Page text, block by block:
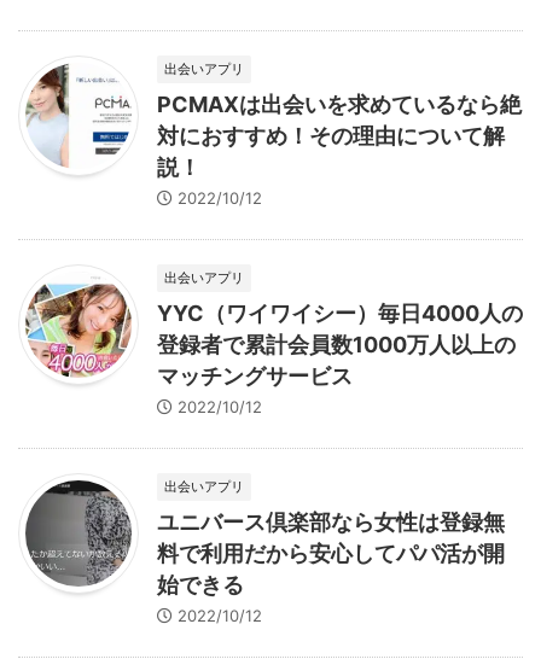
出会いアプリ
PCMAXは出会いを求めているなら絶
対におすすめ！その理由について解
説！
2022/10/12
出会いアプリ
YYC（ワイワイシー）毎日4000人の
登録者で累計会員数1000万人以上の
マッチングサービス
2022/10/12
出会いアプリ
ユニバース倶楽部なら女性は登録無
料で利用だから安心してパパ活が開
始できる
2022/10/12